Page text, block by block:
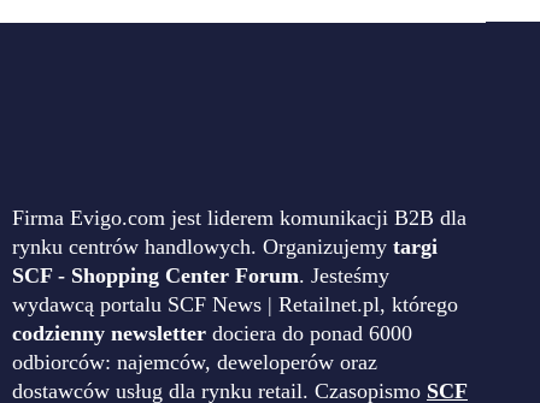
Firma Evigo.com jest liderem komunikacji B2B dla
rynku centrów handlowych. Organizujemy targi
SCF - Shopping Center Forum. Jesteśmy
wydawcą portalu SCF News | Retailnet.pl, którego
codzienny newsletter dociera do ponad 6000
odbiorców: najemców, deweloperów oraz
dostawców usług dla rynku retail. Czasopismo SCF